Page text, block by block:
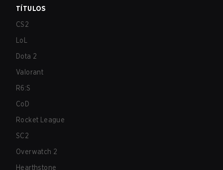
TÍTULOS
CS2
LoL
Dota 2
Valorant
R6:S
CoD
Rocket League
SC2
Overwatch 2
Hearthstone